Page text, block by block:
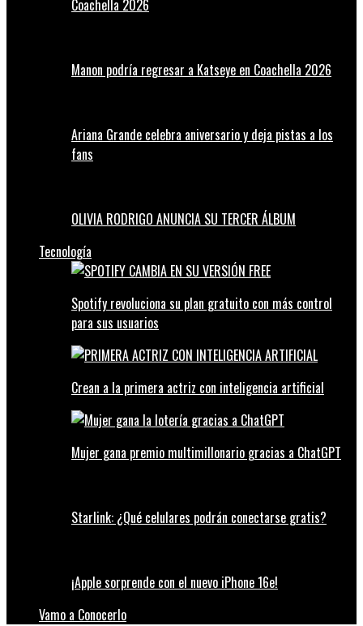
Coachella 2026
Manon podría regresar a Katseye en Coachella 2026
Ariana Grande celebra aniversario y deja pistas a los
fans
OLIVIA RODRIGO ANUNCIA SU TERCER ÁLBUM
Tecnología
Spotify revoluciona su plan gratuito con más control
para sus usuarios
Crean a la primera actriz con inteligencia artificial
Mujer gana premio multimillonario gracias a ChatGPT
Starlink: ¿Qué celulares podrán conectarse gratis?
¡Apple sorprende con el nuevo iPhone 16e!
Vamo a Conocerlo